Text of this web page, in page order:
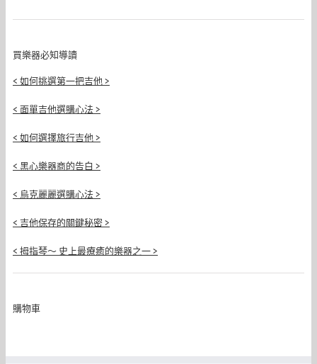
買樂器必知導讀
< 如何挑選第一把吉他 >
< 面單吉他選購心法 >
< 如何選擇旅行吉他 >
< 黑心樂器商的告白 >
< 烏克麗麗選購心法 >
< 吉他保存的關鍵秘密 >
< 拇指琴～ 史上最療癒的樂器之一 >
購物車